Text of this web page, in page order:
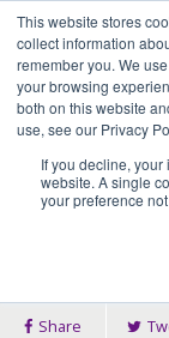
This website stores
collect information
remember you. We
your browsing
both on this website
use, see our Privacy
If you decline, your
website. A single
your preference
海外企
案を可
Share